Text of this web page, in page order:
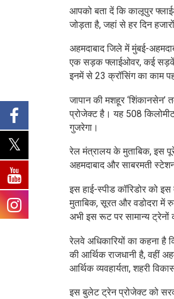
आपको बता दें कि कालूपुर
जोड़ता है, जहां से हर दिन
अहमदाबाद जिले में मुंबई-
एक सड़क फ्लाईओवर, कई सड़कें
इनमें से 23 क्रॉसिंग का काम
जापान की मशहूर ‘शिंकानसेन’
प्रोजेक्ट है। यह 508
गुजरेगा।
रेल मंत्रालय के मुताबिक, इस
अहमदाबाद और साबरमती
इस हाई-स्पीड कॉरिडोर को
मुताबिक, सूरत और वडोदरा
अभी इस रूट पर सामान्य
रेलवे अधिकारियों का कहना है
की आर्थिक राजधानी है, वहीं
आर्थिक व्यवहार्यता, शहरी
इस बुलेट ट्रेन प्रोजेक्ट को